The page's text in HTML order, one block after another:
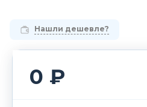
Нашли дешевле?
0 ₽